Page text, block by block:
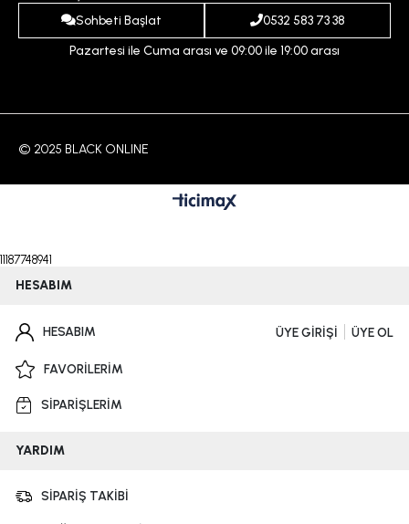
Sohbeti Başlat
0532 583 73 38
Pazartesi ile Cuma arası ve 09:00 ile 19:00 arası
© 2025 BLACK ONLINE
11187748941
HESABIM
HESABIM ÜYE GİRİŞİ ÜYE OL
FAVORİLERİM
SİPARİŞLERİM
YARDIM
SİPARİŞ TAKİBİ